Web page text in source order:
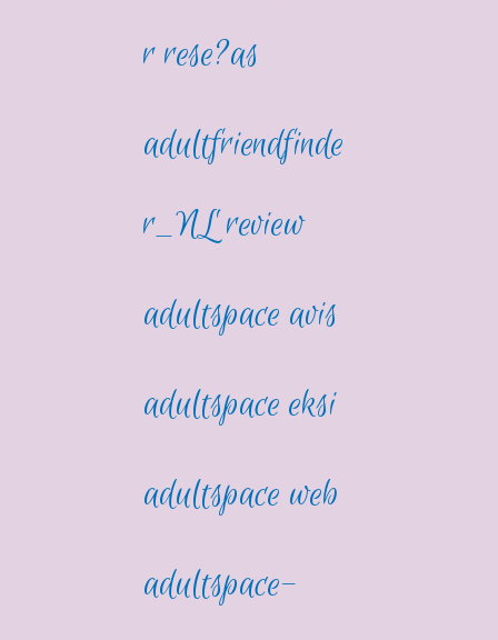
r rese?as
adultfriendfinde
r_NL review
adultspace avis
adultspace eksi
adultspace web
adultspace-